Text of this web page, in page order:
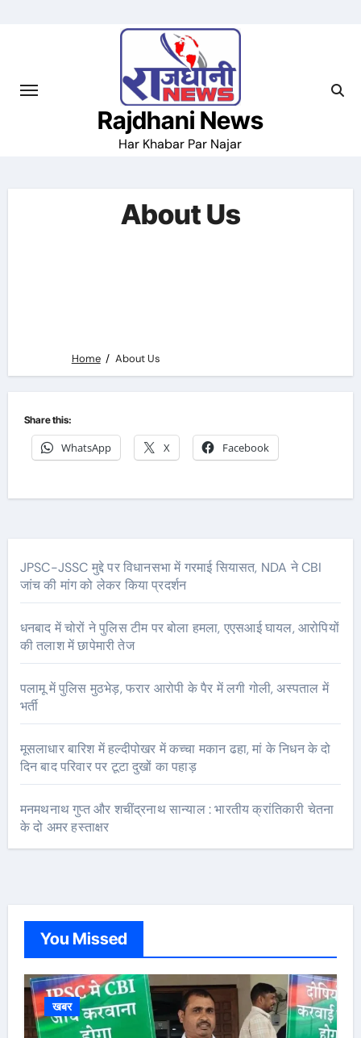
Rajdhani News
Har Khabar Par Najar
About Us
Home About Us
Share this:
WhatsApp X Facebook
JPSC-JSSC मुद्दे पर विधानसभा में गरमाई सियासत, NDA ने CBI
जांच की मांग को लेकर किया प्रदर्शन
धनबाद में चोरों ने पुलिस टीम पर बोला हमला, एएसआई घायल, आरोपियों
की तलाश में छापेमारी तेज
पलामू में पुलिस मुठभेड़, फरार आरोपी के पैर में लगी गोली, अस्पताल में
भर्ती
मूसलाधार बारिश में हल्दीपोखर में कच्चा मकान ढहा, मां के निधन के दो
दिन बाद परिवार पर टूटा दुखों का पहाड़
मनमथनाथ गुप्त और शचींद्रनाथ सान्याल : भारतीय क्रांतिकारी चेतना
के दो अमर हस्ताक्षर
You Missed
खबर